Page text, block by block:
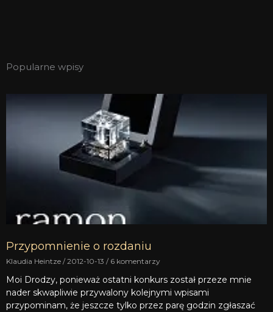
Popularne wpisy
Przypomnienie o rozdaniu
Klaudia Heintze 2012-10-13 6 komentarzy
Moi Drodzy, ponieważ ostatni konkurs został przeze mnie
nader skwapliwie przywalony kolejnymi wpisami
przypominam, że jeszcze tylko przez parę godzin zgłaszać